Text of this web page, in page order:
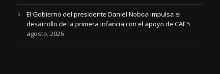
El Gobierno del presidente Daniel Noboa impulsa el
desarrollo de la primera infancia con el apoyo de CAF5
agosto, 2026